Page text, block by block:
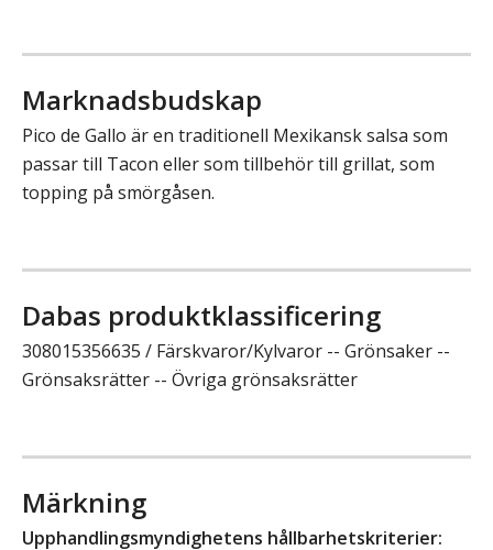
Marknadsbudskap
Pico de Gallo är en traditionell Mexikansk salsa som
passar till Tacon eller som tillbehör till grillat, som
topping på smörgåsen.
Dabas produktklassificering
308015356635 / Färskvaror/Kylvaror -- Grönsaker --
Grönsaksrätter -- Övriga grönsaksrätter
Märkning
Upphandlingsmyndighetens hållbarhetskriterier: